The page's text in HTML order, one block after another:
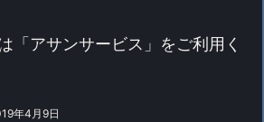
「アサンサービス」をご利用く
年4月9日